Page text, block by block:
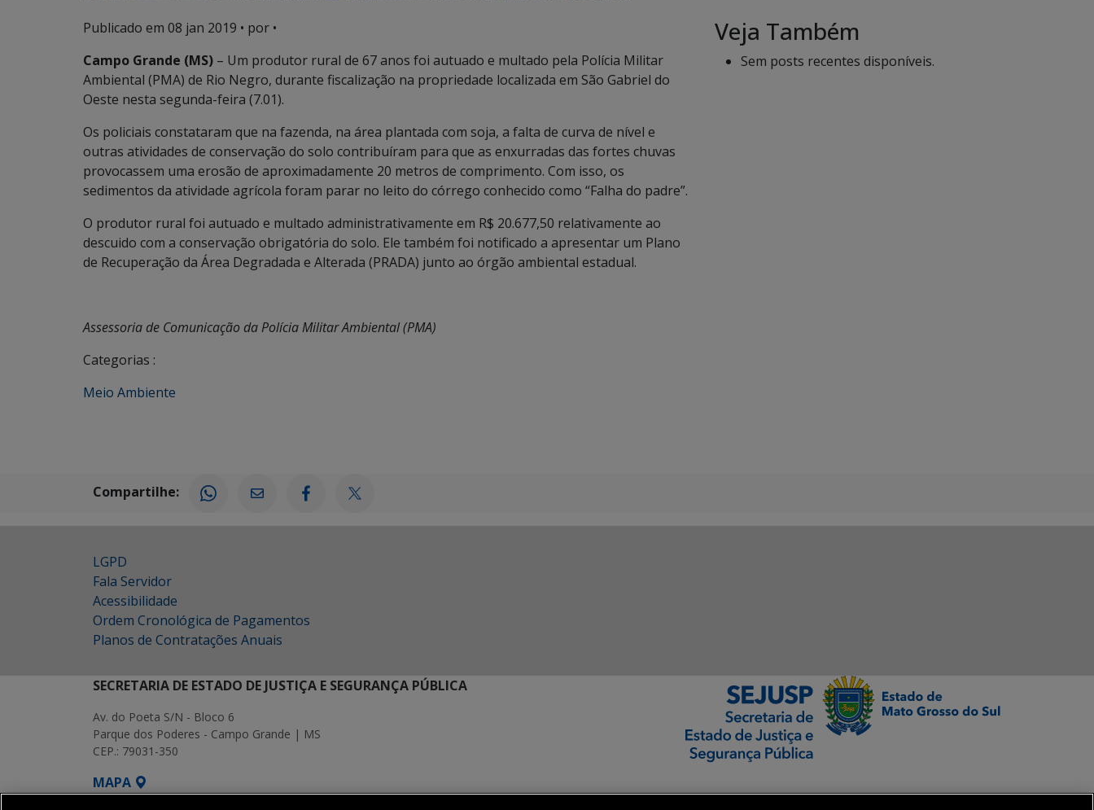
Publicado em 08 jan 2019 • por •
Campo Grande (MS) – Um produtor rural de 67 anos foi autuado e multado pela Polícia Militar
Ambiental (PMA) de Rio Negro, durante fiscalização na propriedade localizada em São Gabriel do
Oeste nesta segunda-feira (7.01).
Os policiais constataram que na fazenda, na área plantada com soja, a falta de curva de nível e
outras atividades de conservação do solo contribuíram para que as enxurradas das fortes chuvas
provocassem uma erosão de aproximadamente 20 metros de comprimento. Com isso, os
sedimentos da atividade agrícola foram parar no leito do córrego conhecido como “Falha do padre”.
O produtor rural foi autuado e multado administrativamente em R$ 20.677,50 relativamente ao
descuido com a conservação obrigatória do solo. Ele também foi notificado a apresentar um Plano
de Recuperação da Área Degradada e Alterada (PRADA) junto ao órgão ambiental estadual.
Assessoria de Comunicação da Polícia Militar Ambiental (PMA)
Categorias :
Meio Ambiente
Veja Também
Sem posts recentes disponíveis.
Compartilhe:
LGPD
Fala Servidor
Acessibilidade
Ordem Cronológica de Pagamentos
Planos de Contratações Anuais
SECRETARIA DE ESTADO DE JUSTIÇA E SEGURANÇA PÚBLICA
Av. do Poeta S/N - Bloco 6
Parque dos Poderes - Campo Grande | MS
CEP.: 79031-350
MAPA